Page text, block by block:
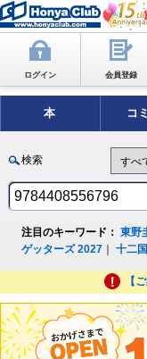
ログイン 会員登録
本 コ
検索
注目のキーワード： 東野
ゲッターズ 2027 ｜十二
【